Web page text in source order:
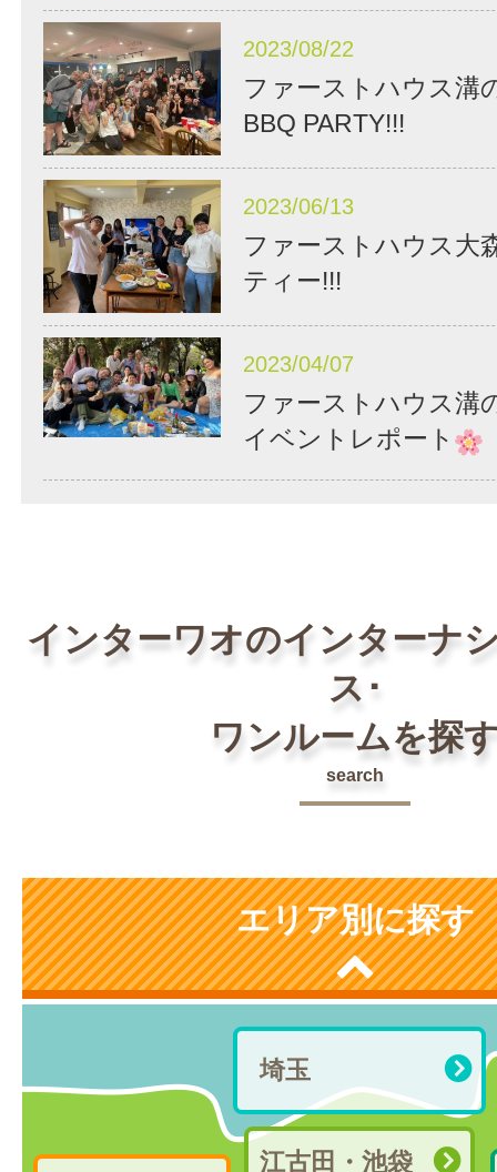
2023/08/22
ファーストハウス
BBQ PARTY!!!
2023/06/13
ファーストハウス
ティー!!!
2023/04/07
ファーストハウス
イベントレポート
インターワオのインターナ
ス･
ワンルームを探
search
エリア別に探す
埼玉
江古田・池袋